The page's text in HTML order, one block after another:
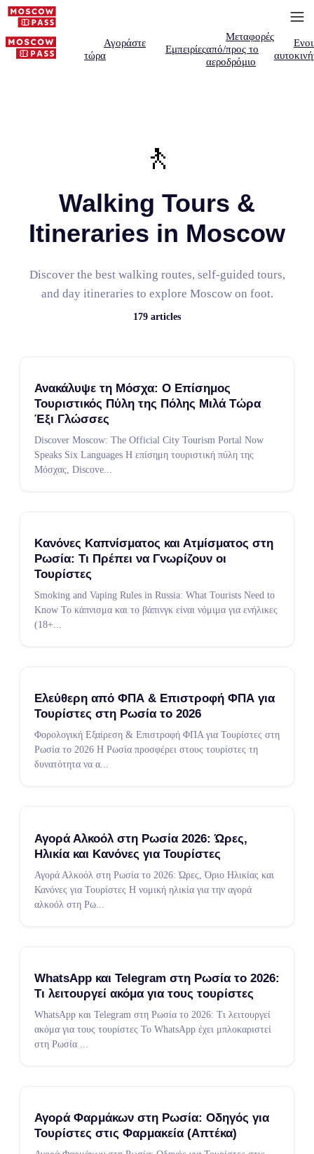
Αγοράστε
τώρα
Εμπειρίες
Μεταφορές
από/προς το
αεροδρόμιο
🚶
Walking Tours &
Itineraries in Moscow
Discover the best walking routes, self-guided tours,
and day itineraries to explore Moscow on foot.
179 articles
Ανακάλυψε τη Μόσχα: Ο Επίσημος
Τουριστικός Πύλη της Πόλης Μιλά Τώρα
Έξι Γλώσσες
Discover Moscow: The Official City Tourism Portal Now
Speaks Six Languages Η επίσημη τουριστική πύλη της
Μόσχας, Discove...
Κανόνες Καπνίσματος και Ατμίσματος στη
Ρωσία: Τι Πρέπει να Γνωρίζουν οι
Τουρίστες
Smoking and Vaping Rules in Russia: What Tourists Need to
Know Το κάπνισμα και το βάπινγκ είναι νόμιμα για ενήλικες
(18+...
Ελεύθερη από ΦΠΑ & Επιστροφή ΦΠΑ για
Τουρίστες στη Ρωσία το 2026
Φορολογική Εξαίρεση & Επιστροφή ΦΠΑ για Τουρίστες στη
Ρωσία το 2026 Η Ρωσία προσφέρει στους τουρίστες τη
δυνατότητα να α...
Αγορά Αλκοόλ στη Ρωσία 2026: Ώρες,
Ηλικία και Κανόνες για Τουρίστες
Αγορά Αλκοόλ στη Ρωσία το 2026: Ώρες, Όριο Ηλικίας και
Κανόνες για Τουρίστες Η νομική ηλικία για την αγορά
αλκοόλ στη Ρω
WhatsApp και Telegram στη Ρωσία το 2026:
Τι λειτουργεί ακόμα για τους τουρίστες
WhatsApp και Telegram στη Ρωσία το 2026: Τι λειτουργεί
ακόμα για τους τουρίστες Το WhatsApp έχει μπλοκαριστεί
στη Ρωσία
Αγορά Φαρμάκων στη Ρωσία: Οδηγός για
Τουρίστες στις Φαρμακεία (Απτέκα)